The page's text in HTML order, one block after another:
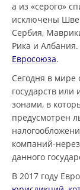
а из «серого»
исключены
Сербия,
Рика и
Евросоюза.
Сегодня в мире
государств
зонами, в
предусмотрен
компаний-
данного
В 2017 году